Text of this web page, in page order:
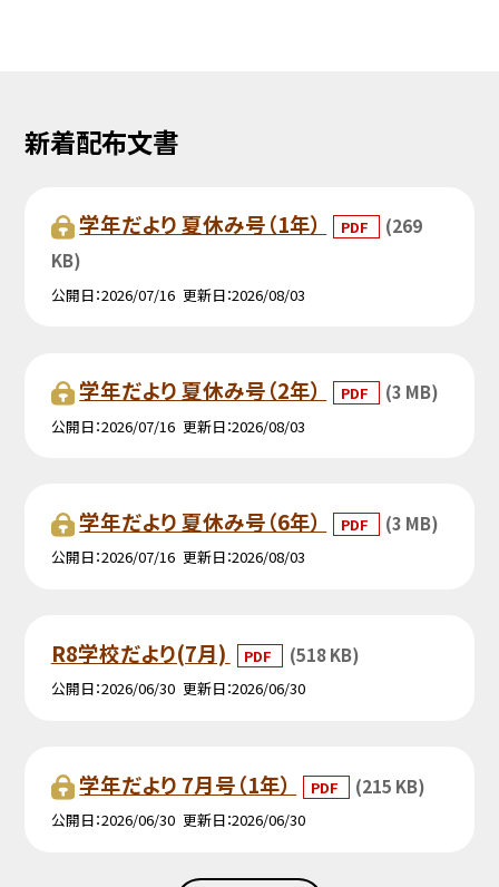
新着配布文書
学年だより 夏休み号（1年） PDF
(269
KB)
公開日 2026/07/16 更新日 2026/08/03
学年だより 夏休み号（2年） PDF (3 MB)
公開日 2026/07/16 更新日 2026/08/03
学年だより 夏休み号（6年） PDF (3 MB)
公開日 2026/07/16 更新日 2026/08/03
R8学校だより(7月) PDF (518 KB)
公開日 2026/06/30 更新日 2026/06/30
学年だより 7月号（1年） PDF (215 KB)
公開日 2026/06/30 更新日 2026/06/30